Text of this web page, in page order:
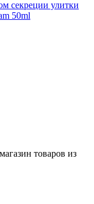
секреции улитки
50ml
товаров из